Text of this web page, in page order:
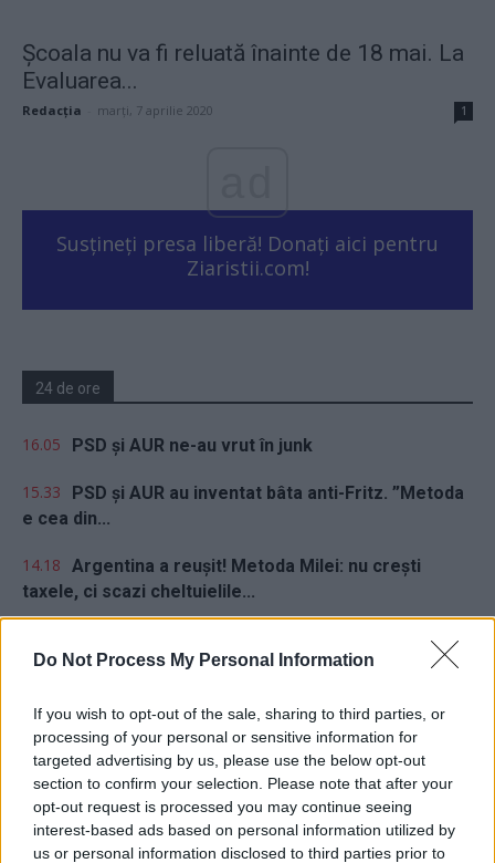
Do Not Process My Personal Information
If you wish to opt-out of the sale, sharing to third parties, or
processing of your personal or sensitive information for
targeted advertising by us, please use the below opt-out
section to confirm your selection. Please note that after your
opt-out request is processed you may continue seeing
interest-based ads based on personal information utilized by
us or personal information disclosed to third parties prior to
Școala nu va fi reluată înainte de 18 mai. La
Evaluarea...
Redacţia marți, 7 aprilie 2020 1
Susțineți presa liberă! Donați aici pentru
Ziaristii.com!
24 de ore
16.05 PSD și AUR ne-au vrut în junk
15.33
PSD și AUR au inventat bâta anti-Fritz. ”Metoda
e cea din...
14.18 Argentina a reușit! Metoda Milei: nu crești
taxele, ci scazi cheltuielile...
18.09 Coaliția antieuropeană PSD–AUR se bucură:
fluviul Dunărea se trece cu piciorul!
17.32 Vă veți blestema zilele, pesedeilor!